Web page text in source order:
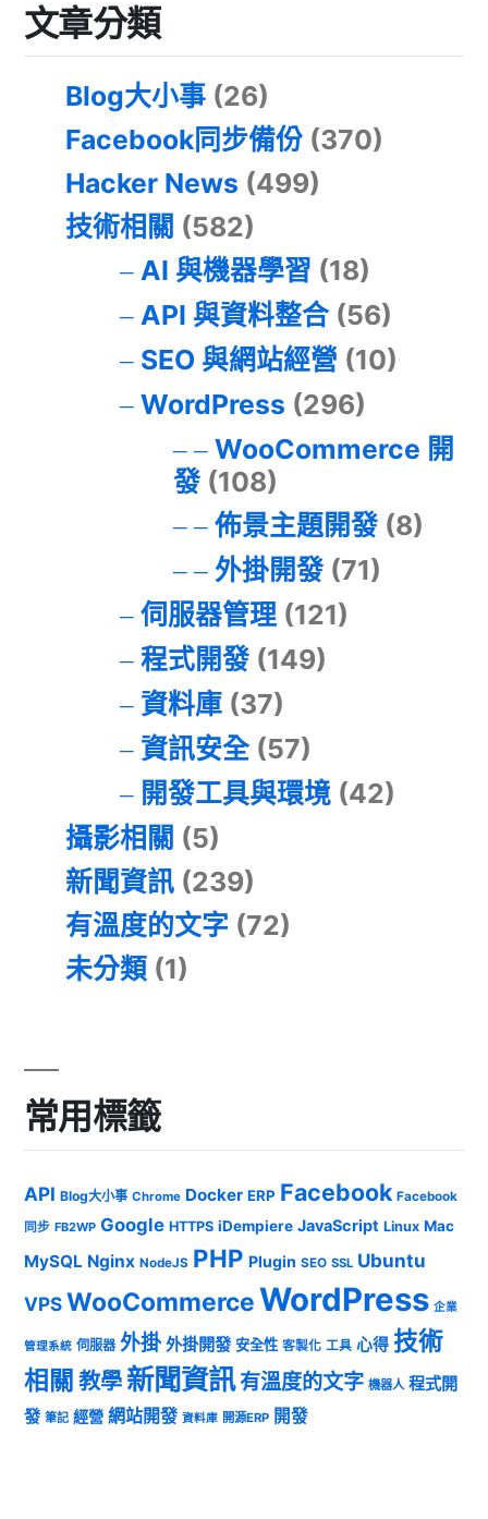
文章分類
Blog大小事 (26)
Facebook同步備份 (370)
Hacker News (499)
技術相關 (582)
AI 與機器學習 (18)
API 與資料整合(56)
SEO 與網站經營 (10)
WordPress (296)
WooCommerce 開
發(108)
佈景主題開發(8)
外掛開發(71)
伺服器管理(121)
程式開發(149)
資料庫(37)
資訊安全(57)
開發工具與環境(42)
攝影相關 (5)
新聞資訊 (239)
有溫度的文字 (72)
未分類 (1)
常用標籤
API Blog大小事 Chrome Docker ERP Facebook Facebook
同步 FB2WP Google HTTPS iDempiere JavaScript Linux Mac
MySQL Nginx NodeJS PHP Plugin SEO SSL Ubuntu
VPSWooCommerceWordPress 企業
管理系統 伺服器 外掛 外掛開發 安全性 客製化 工具 心得 技術
相關 教學 新聞資訊有溫度的文字 機器人 程式開
發 筆記 經營 網站開發 資料庫 開源ERP 開發